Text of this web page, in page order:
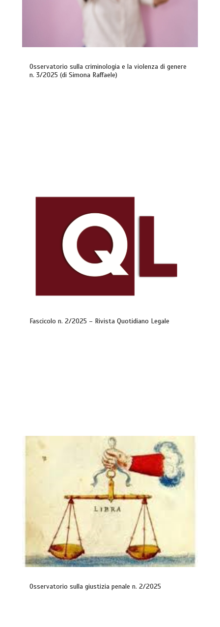
Osservatorio sulla criminologia e la violenza di genere
n. 3/2025 (di Simona Raffaele)
Fascicolo n. 2/2025 – Rivista Quotidiano Legale
Osservatorio sulla giustizia penale n. 2/2025